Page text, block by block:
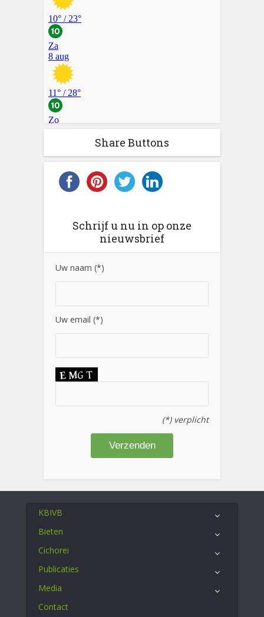
Share Buttons
Schrijf u nu in op onze
nieuwsbrief
Uw naam (*)
Uw email (*)
(*) verplicht
KBIVB
Bieten
Cichorei
Publicaties
Media
Contact